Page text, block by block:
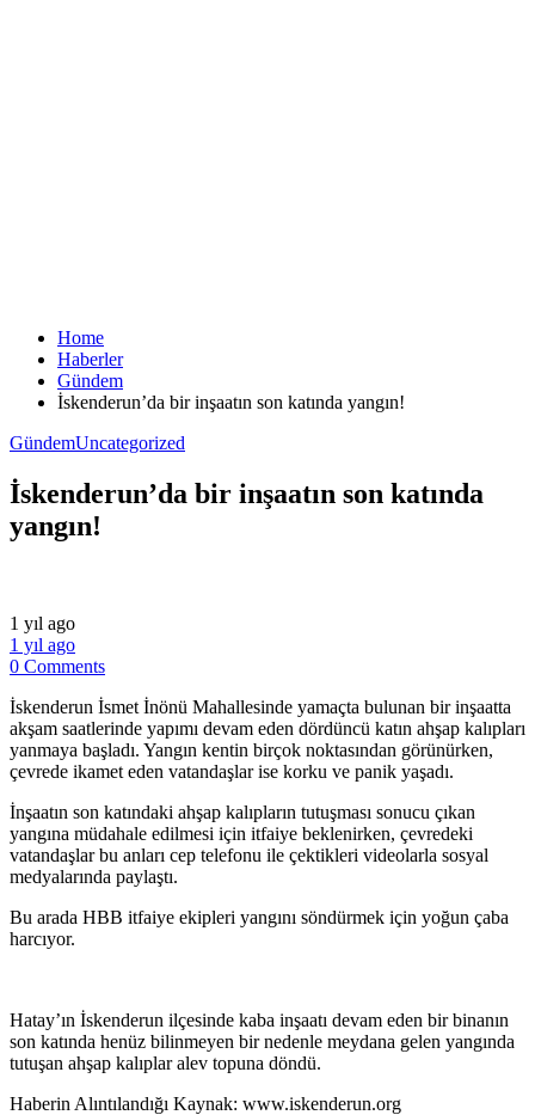
Home
Haberler
Gündem
İskenderun’da bir inşaatın son katında yangın!
GündemUncategorized
İskenderun’da bir inşaatın son katında
yangın!
1 yıl ago
1 yıl ago
0 Comments
İskenderun İsmet İnönü Mahallesinde yamaçta bulunan bir inşaatta
akşam saatlerinde yapımı devam eden dördüncü katın ahşap kalıpları
yanmaya başladı. Yangın kentin birçok noktasından görünürken,
çevrede ikamet eden vatandaşlar ise korku ve panik yaşadı.
İnşaatın son katındaki ahşap kalıpların tutuşması sonucu çıkan
yangına müdahale edilmesi için itfaiye beklenirken, çevredeki
vatandaşlar bu anları cep telefonu ile çektikleri videolarla sosyal
medyalarında paylaştı.
Bu arada HBB itfaiye ekipleri yangını söndürmek için yoğun çaba
harcıyor.
​Hatay’ın İskenderun ilçesinde kaba inşaatı devam eden bir binanın
son katında henüz bilinmeyen bir nedenle meydana gelen yangında
tutuşan ahşap kalıplar alev topuna döndü.
​Haberin Alıntılandığı Kaynak: www.iskenderun.org